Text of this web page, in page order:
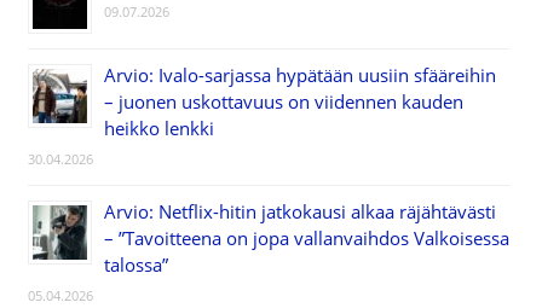
09.07.2026
Arvio: Ivalo-sarjassa hypätään uusiin sfääreihin
– juonen uskottavuus on viidennen kauden
heikko lenkki
30.04.2026
Arvio: Netflix-hitin jatkokausi alkaa räjähtävästi
– ”Tavoitteena on jopa vallanvaihdos Valkoisessa
talossa”
05.04.2026